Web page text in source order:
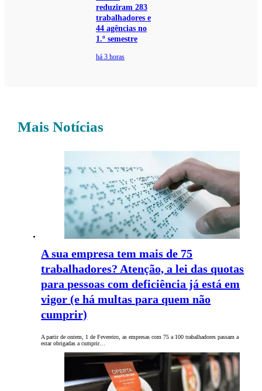
reduziram 283
trabalhadores e
44 agências no
1.º semestre
há 3 horas
Mais Notícias
A sua empresa tem mais de 75
trabalhadores? Atenção, a lei das quotas
para pessoas com deficiência já está em
vigor (e há multas para quem não
cumprir)
A partir de ontem, 1 de Fevereiro, as empresas com 75 a 100 trabalhadores passam a
estar obrigadas a cumprir…